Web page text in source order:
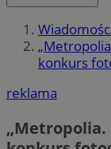
konkurs
reklama
„Metropolia.